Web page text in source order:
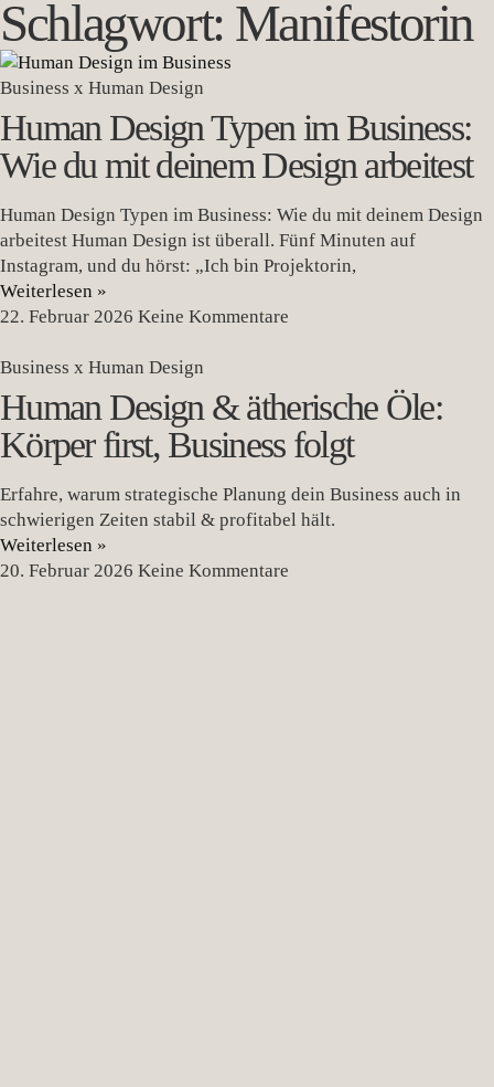
Schlagwort: Manifestorin
Business x Human Design
Human Design Typen im Business:
Wie du mit deinem Design arbeitest
Human Design Typen im Business: Wie du mit deinem Design
arbeitest Human Design ist überall. Fünf Minuten auf
Instagram, und du hörst: „Ich bin Projektorin,
Weiterlesen »
22. Februar 2026 Keine Kommentare
Business x Human Design
Human Design & ätherische Öle:
Körper first, Business folgt
Erfahre, warum strategische Planung dein Business auch in
schwierigen Zeiten stabil & profitabel hält.
Weiterlesen »
20. Februar 2026 Keine Kommentare